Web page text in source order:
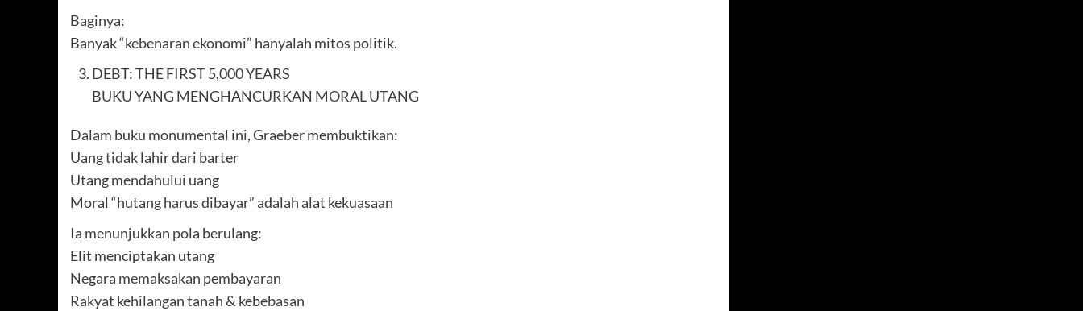
Baginya:
Banyak “kebenaran ekonomi” hanyalah mitos politik.
DEBT: THE FIRST 5,000 YEARS
BUKU YANG MENGHANCURKAN MORAL UTANG
Dalam buku monumental ini, Graeber membuktikan:
Uang tidak lahir dari barter
Utang mendahului uang
Moral “hutang harus dibayar” adalah alat kekuasaan
Ia menunjukkan pola berulang:
Elit menciptakan utang
Negara memaksakan pembayaran
Rakyat kehilangan tanah & kebebasan